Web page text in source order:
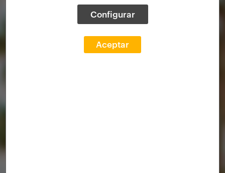
Configurar
Aceptar